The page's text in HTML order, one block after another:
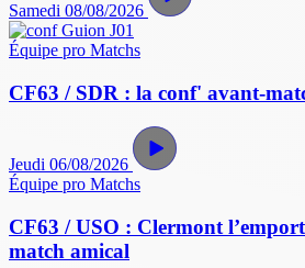
Samedi 08/08/2026
Équipe pro Matchs
CF63 / SDR : la conf' avant-
Jeudi 06/08/2026
Équipe pro Matchs
CF63 / USO : Clermont
match amical